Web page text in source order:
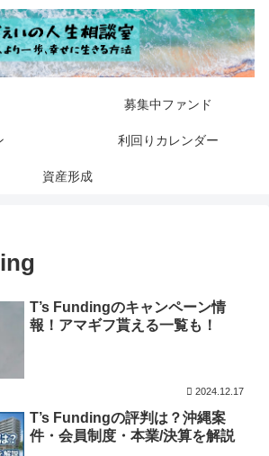
募集中ファンド
利回りカレンダー
資産形成
T’s Fundingのキャンペーン情
報！アマギフ貰える一覧も！
2024.12.17
T’s Fundingの評判は？沖縄案
件・会員制度・本業/決算を解説